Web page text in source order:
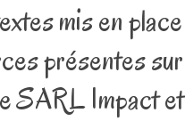
mis en
présentes
SARL Impact